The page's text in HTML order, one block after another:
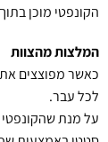
הקונפטי מוכן
המלצות מהצוות
כאשר מפוצצים
לכל עבר.
על מנת שהקונפטי